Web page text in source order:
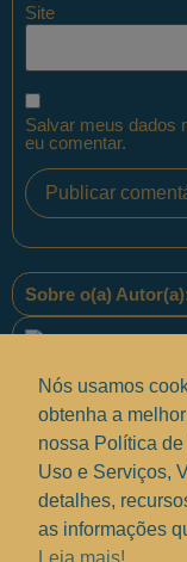
Site
Salvar meus dados
eu comentar.
Sobre o(a)
Equipe PontoPM
Nós usamos
obtenha a
nossa Política
Uso e Serviços,
detalhes,
as informações